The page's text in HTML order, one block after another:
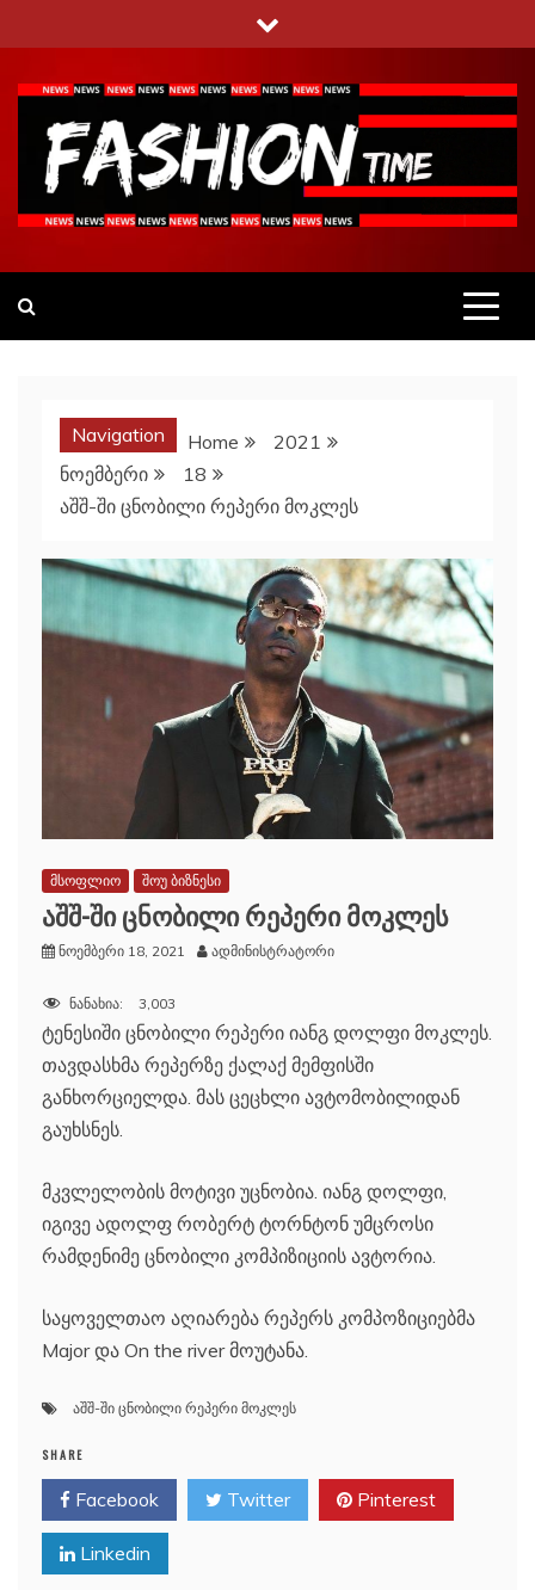
to
content
Navigation Home
2021
ნოემბერი
18
აშშ-ში ცნობილი რეპერი მოკლეს
მსოფლიო შოუ ბიზნესი
აშშ-ში ცნობილი რეპერი მოკლეს
ნოემბერი 18, 2021 ადმინისტრატორი
ნანახია: 3,003
ტენესიში ცნობილი რეპერი იანგ დოლფი მოკლეს.
თავდასხმა რეპერზე ქალაქ მემფისში
განხორციელდა. მას ცეცხლი ავტომობილიდან
გაუხსნეს.
მკვლელობის მოტივი უცნობია. იანგ დოლფი,
იგივე ადოლფ რობერტ ტორნტონ უმცროსი
რამდენიმე ცნობილი კომპიზიციის ავტორია.
საყოველთაო აღიარება რეპერს კომპოზიციებმა
Major და On the river მოუტანა.
აშშ-ში ცნობილი რეპერი მოკლეს
SHARE
Facebook Twitter Pinterest
Linkedin